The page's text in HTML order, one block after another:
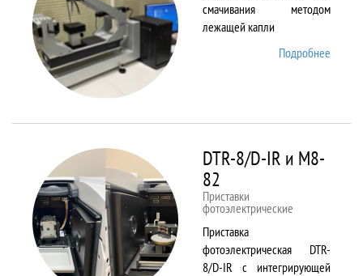
смачивания методом
лежащей капли
Подробнее
DTR-8/D-IR и М8-
82
Приставки
фотоэлектрические
Приставка
фотоэлектрическая DTR-
8/D-IR с интегрирующей